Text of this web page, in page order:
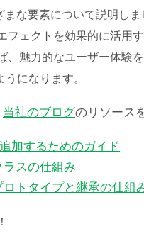
まな要素について説明し
フェクトを効果的に活用
、魅力的なユーザー体験
になります。
当社のブログのリソース
加するためのガイド
スの仕組み
トタイプと継承の仕組